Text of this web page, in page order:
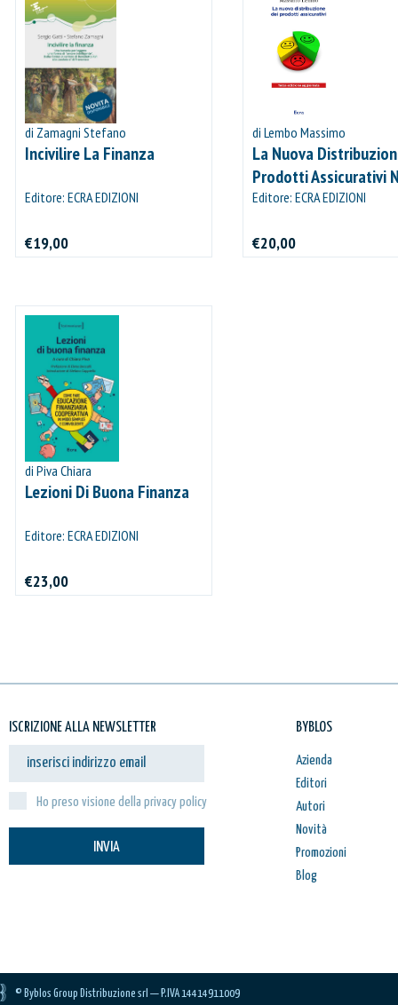
di Zamagni Stefano
Incivilire La Finanza
Editore: ECRA EDIZIONI
€19,00
di Lembo Massimo
La Nuova
Prodotti Assicurativi
Editore: ECRA EDIZIONI
€20,00
di Piva Chiara
Lezioni Di Buona Finanza
Editore: ECRA EDIZIONI
€23,00
ISCRIZIONE ALLA NEWSLETTER
Ho preso visione della privacy policy
INVIA
BYBLOS
Azienda
Editori
Autori
Novità
Promozioni
Blog
© Byblos Group Distribuzione srl — P.IVA 14414911009